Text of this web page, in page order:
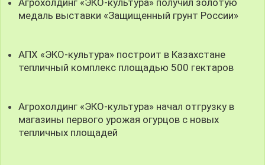
медаль выставки «Защищенный грунт России»
АПХ «ЭКО-культура» построит в Казахстане
тепличный комплекс площадью 500 гектаров
Агрохолдинг «ЭКО-культура» начал отгрузку в
магазины первого урожая огурцов с новых
тепличных площадей